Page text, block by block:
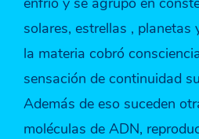
solares, estrellas , planetas
la materia cobró
sensación de continuidad
Además de eso suceden
moléculas de ADN,